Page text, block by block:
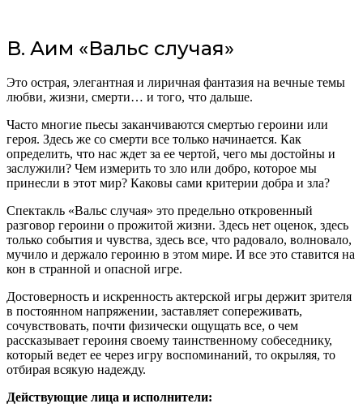
В. Аим «Вальс случая»
Это острая, элегантная и лиричная фантазия на вечные темы
любви, жизни, смерти… и того, что дальше.
Часто многие пьесы заканчиваются смертью героини или
героя. Здесь же со смерти все только начинается. Как
определить, что нас ждет за ее чертой, чего мы достойны и
заслужили? Чем измерить то зло или добро, которое мы
принесли в этот мир? Каковы сами критерии добра и зла?
Спектакль «Вальс случая» это предельно откровенный
разговор героини о прожитой жизни. Здесь нет оценок, здесь
только события и чувства, здесь все, что радовало, волновало,
мучило и держало героиню в этом мире. И все это ставится на
кон в странной и опасной игре.
Достоверность и искренность актерской игры держит зрителя
в постоянном напряжении, заставляет сопереживать,
сочувствовать, почти физически ощущать все, о чем
рассказывает героиня своему таинственному собеседнику,
который ведет ее через игру воспоминаний, то окрыляя, то
отбирая всякую надежду.
Действующие лица и исполнители: